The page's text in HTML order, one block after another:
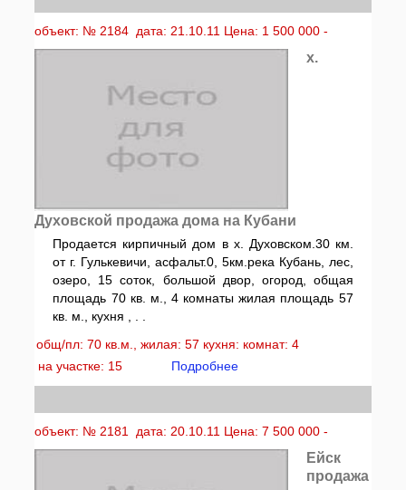
объект: № 2184 дата: 21.10.11 Цена: 1 500 000 -
х.
Духовской продажа дома на Кубани
Продается кирпичный дом в х. Духовском.30 км.
от г. Гулькевичи, асфальт.0, 5км.река Кубань, лес,
озеро, 15 соток, большой двор, огород, общая
площадь 70 кв. м., 4 комнаты жилая площадь 57
кв. м., кухня , . .
общ/пл: 70 кв.м., жилая: 57 кухня: комнат: 4
на участке: 15
Подробнее
объект: № 2181 дата: 20.10.11 Цена: 7 500 000 -
Ейск
продажа